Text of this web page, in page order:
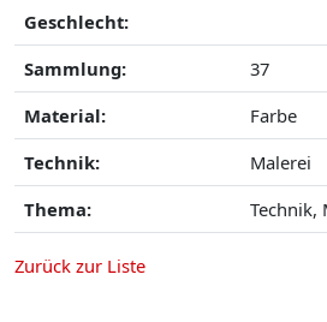
Geschlecht:
Sammlung:
37
Material:
Farbe
Technik:
Malerei
Thema:
Technik,
Zurück zur Liste